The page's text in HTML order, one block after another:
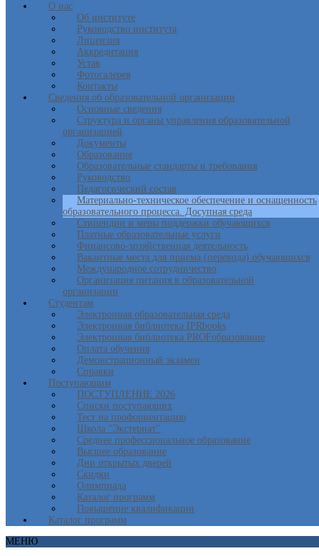
О нас
Об институте
Руководство института
Лицензия
Аккредитация
Устав
Фотогалерея
Контакты
Сведения об образовательной организации
Основные сведения
Структура и органы управления образовательной
организацией
Документы
Образование
Образовательные стандарты и требования
Руководство
Педагогический состав
Материально-техническое обеспечение и оснащенность
образовательного процесса. Досупная среда
Стипендии и меры поддержки обучающихся
Платные образовательные услуги
Финансово-хозяйственная деятельность
Вакантные места для приема (перевода) обучающихся
Международное сотрудничество
Организация питания в образовательной
организации
Студентам
Электронная образовательная среда
Электронная библиотека IPRbooks
Электронная библиотека PROFобразование
Оплата обучения
Демонстрационный экзамен
Справки
Поступающим
ПОСТУПЛЕНИЕ 2026
Списки поступающих
Тест на профориентацию
Школа "Экстернат"
Среднее профессиональное образование
Высшее образование
Дни открытых дверей
Скидки
Олимпиада
Каталог программ
Повышение квалификации
Каталог программ
МЕНЮ